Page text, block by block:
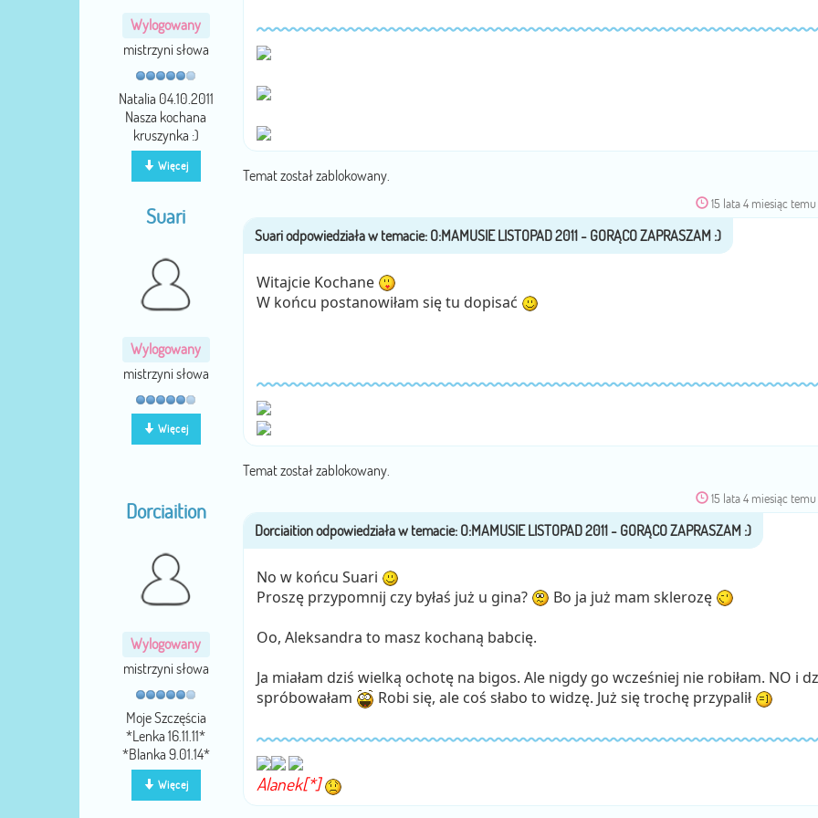
Wylogowany
mistrzyni słowa
Natalia 04.10.2011
Nasza kochana
kruszynka :)
Więcej Temat został zablokowany.
Suari
Wylogowany
mistrzyni słowa
Więcej
15 lata 4 miesiąc temu
Witajcie Kochane
W końcu postanowiłam się tu dopisać
Temat został zablokowany.
Dorciaition
Wylogowany
mistrzyni słowa
Moje Szczęścia
*Lenka 16.11.11*
*Blanka 9.01.14*
Więcej
15 lata 4 miesiąc temu
No w końcu Suari
Proszę przypomnij czy byłaś już u gina?
Bo ja już mam sklerozę
Oo, Aleksandra to masz kochaną babcię.
Ja miałam dziś wielką ochotę na bigos. Ale nigdy go wcześniej nie robiłam. NO i
spróbowałam
Robi się, ale coś słabo to widzę. Już się trochę przypalił
Alanek[*]